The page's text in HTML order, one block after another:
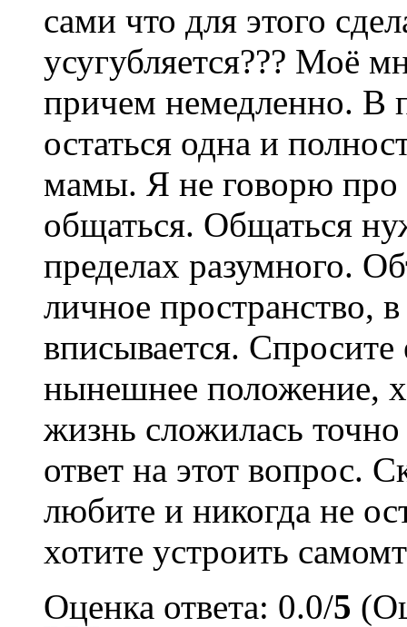
сами что для этого
усугубляется??? Моё
причем немедленно. В
остаться одна и
мамы. Я не говорю
общаться. Общаться
пределах разумного.
личное
вписывается. Спросите
нынешнее положение,
жизнь сложилась
ответ на этот вопрос.
любите и никогда не
хотите устроить
Оценка ответа: 0.0/5